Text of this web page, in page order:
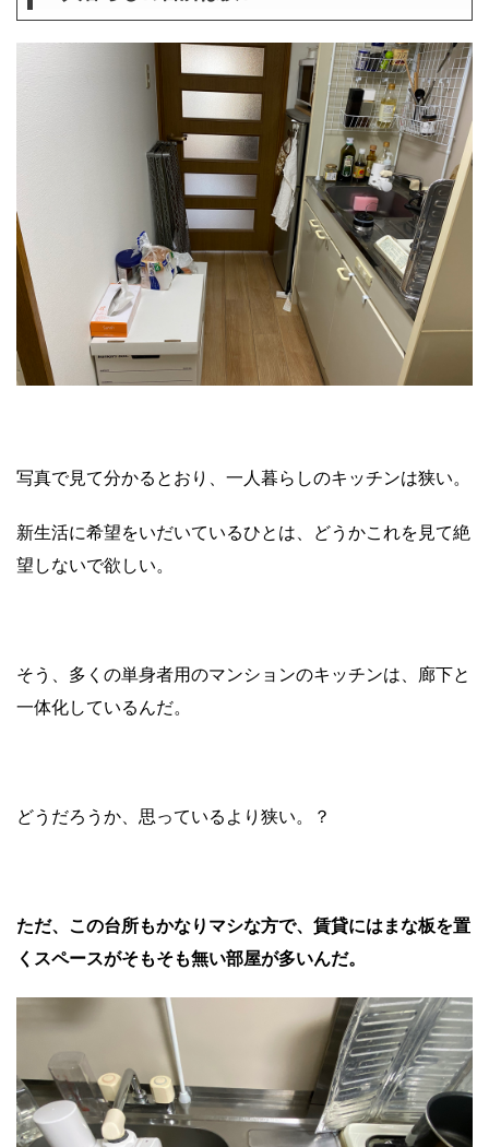
写真で見て分かるとおり、一人暮らしのキッチンは狭い。
新生活に希望をいだいているひとは、どうかこれを見て絶
望しないで欲しい。
そう、多くの単身者用のマンションのキッチンは、廊下と
一体化しているんだ。
どうだろうか、思っているより狭い。？
ただ、この台所もかなりマシな方で、賃貸にはまな板を置
くスペースがそもそも無い部屋が多いんだ。